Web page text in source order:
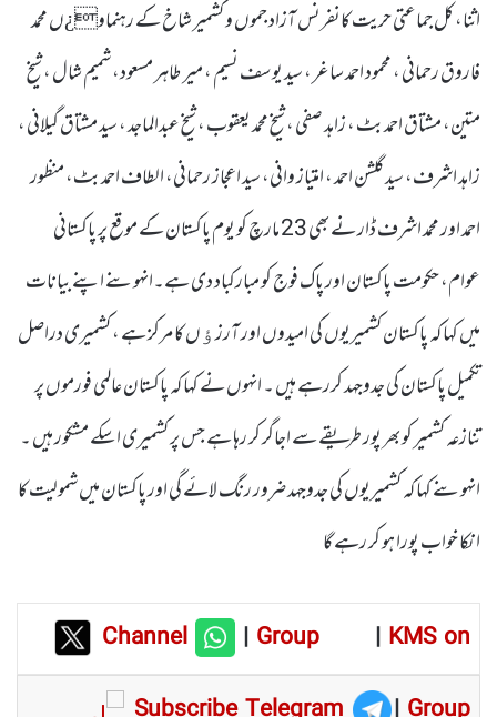
اثنا، کل جماعتی حریت کانفرنس آزاد جموں و کشمیر شاخ کے رہنماو¿ں محمد
فاروق رحمانی ، محمود احمد ساغر ، سید یوسف نسیم ، میر طاہر مسعود، شمیم شال ، شیخ
متین، مشتاق احمد بٹ ، زاہد صفی ، شیخ محمد یعقوب ، شیخ عبدالماجد ، سید مشتاق گیلانی ،
زاہد اشرف، سید گلشن احمد ، امتیاز وانی، سید اعجاز رحمانی، الطاف احمد بٹ، منظور
احمد اور محمد اشرف ڈار نے بھی 23 مارچ کو یوم پاکستان کے موقع پر پاکستانی
عوام، حکومت پاکستان اور پاک فوج کو مبارکباد دی ہے۔انہوںنے اپنے بیانات
میں کہا کہ پاکستان کشمیریوں کی امیدوں اور آرزﺅں کا مرکز ہے ، کشمیری دراصل
تکمیل پاکستان کی جدوجہد کررہے ہیں ۔ انہوں نے کہا کہ پاکستان عالمی فورموں پر
تنازعہ کشمیر کو بھر پور طریقے سے اجاگر کر رہا ہے جس پر کشمیری اسکے مشکور ہیں ۔
انہوںنے کہا کہ کشمیریوں کی جدوجہد ضرور رنگ لائے گی اور پاکستان میں شمولیت کا
انکا خواب پورا ہو کر رہے گا
Channel |Group | KMS on